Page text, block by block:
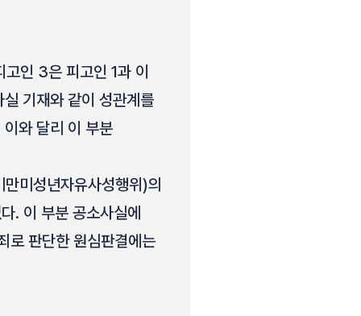
인 3은 피고인 1과 이
기재와 같이 성관계를
와 달리 이 부분
미성년자유사성행위)의
. 이 부분 공소사실에
로 판단한 원심판결에는